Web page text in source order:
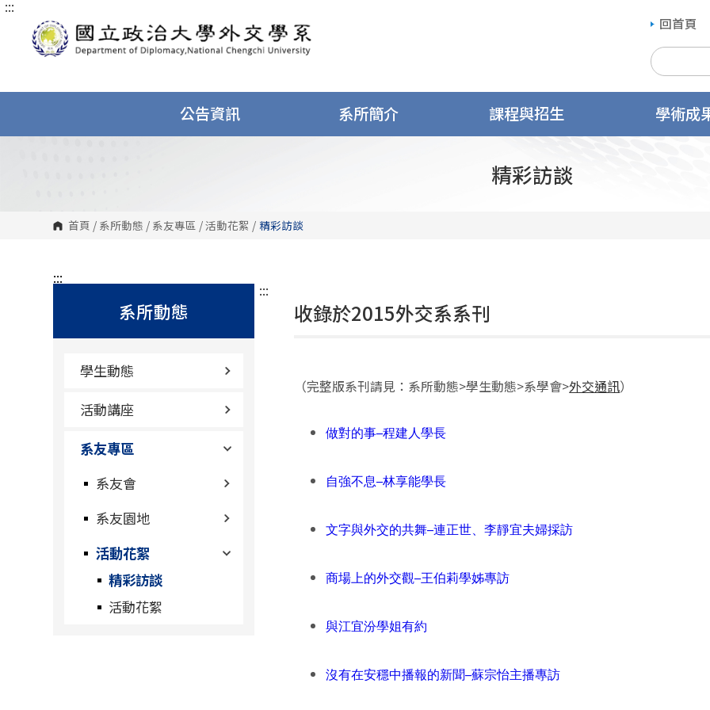
跳
塊
:::
回首頁
公告資訊 系所簡介 課程與招生 學術成
精彩訪談
首頁 / 系所動態 / 系友專區 /活動花絮 / 精彩訪談
:::
系所動態
學生動態
活動講座
系友專區
系友會
系友園地
活動花絮
精彩訪談
活動花絮
:::
收錄於2015外交系系刊
（完整版系刊請見：系所動態>學生動態>系學會>外交通訊）
做對的事─程建人學長
自強不息─林享能學長
文字與外交的共舞─連正世、李靜宜夫婦採訪
商場上的外交觀─王伯莉學姊專訪
與江宜汾學姐有約
沒有在安穩中播報的新聞─蘇宗怡主播專訪